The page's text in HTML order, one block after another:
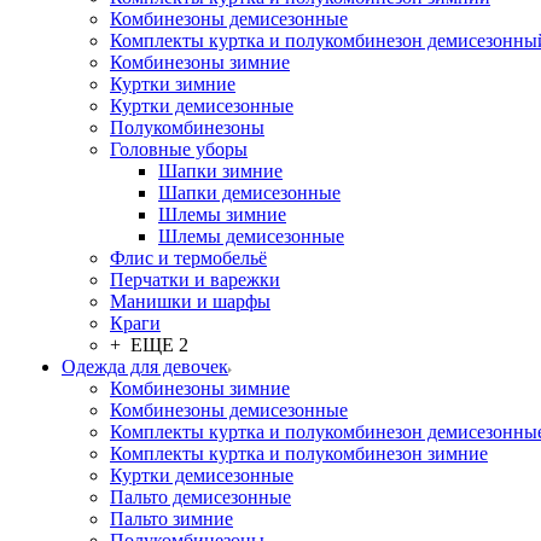
Комбинезоны демисезонные
Комплекты куртка и полукомбинезон
Комбинезоны зимние
Куртки зимние
Куртки демисезонные
Полукомбинезоны
Головные уборы
Шапки зимние
Шапки демисезонные
Шлемы зимние
Шлемы демисезонные
Флис и термобельё
Перчатки и варежки
Манишки и шарфы
Краги
+ ЕЩЕ 2
Одежда для девочек
Комбинезоны зимние
Комбинезоны демисезонные
Комплекты куртка и полукомбинезон
Комплекты куртка и полукомбинезон зимние
Куртки демисезонные
Пальто демисезонные
Пальто зимние